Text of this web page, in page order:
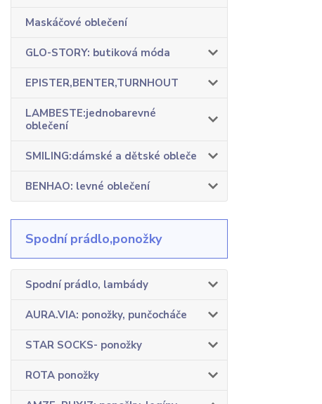
Maskáčové oblečení
GLO-STORY: butiková móda
EPISTER,BENTER,TURNHOUT
LAMBESTE:jednobarevné
oblečení
SMILING:dámské a dětské obleče
BENHAO: levné oblečení
Spodní prádlo,ponožky
Spodní prádlo, lambády
AURA.VIA: ponožky, punčocháče
STAR SOCKS- ponožky
ROTA ponožky